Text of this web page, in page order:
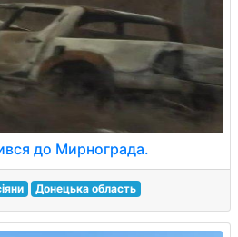
до Мирнограда.
Донецька область